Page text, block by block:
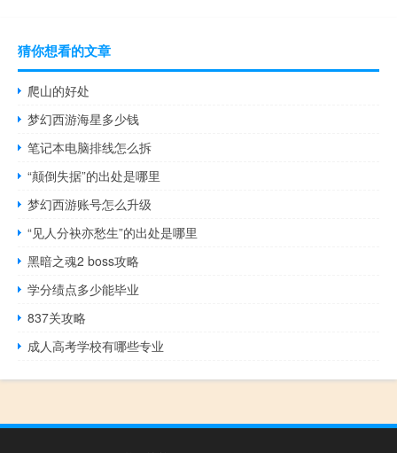
猜你想看的文章
爬山的好处
梦幻西游海星多少钱
笔记本电脑排线怎么拆
“颠倒失据”的出处是哪里
梦幻西游账号怎么升级
“见人分袂亦愁生”的出处是哪里
黑暗之魂2 boss攻略
学分绩点多少能毕业
837关攻略
成人高考学校有哪些专业